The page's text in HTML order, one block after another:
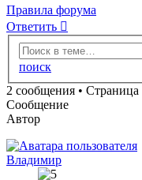
Правила форума
Ответить
поиск
2 сообщения • Страница
Сообщение
Автор
Владимир